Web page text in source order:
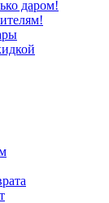
даром!